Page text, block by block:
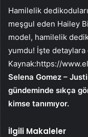
Hamilelik
meşgul eden Hailey
model, hamilelik
yumdu! İşte detaylara
Kaynak:https://
Selena Gomez –
gündeminde sıkça
kimse tanımıyor.
İlgili Makaleler